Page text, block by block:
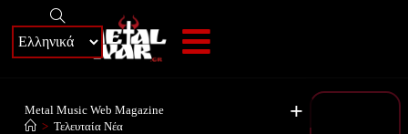
+
Metal Music Web Magazine
> Τελευταία Νέα